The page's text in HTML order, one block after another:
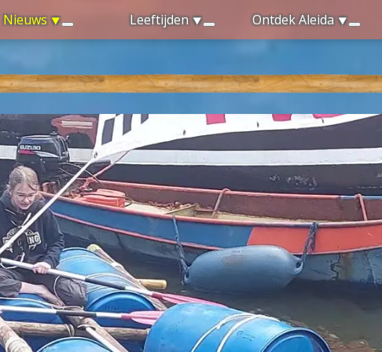
Nieuws Leeftijden Ontdek Aleida